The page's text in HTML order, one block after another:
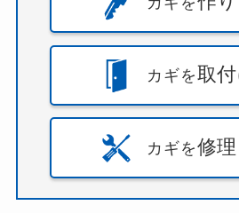
カギを取
カギを修